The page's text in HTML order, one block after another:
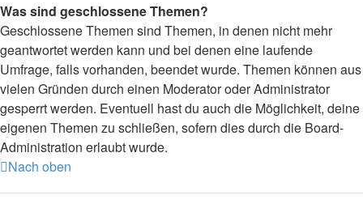
Was sind geschlossene Themen?
Geschlossene Themen sind Themen, in denen nicht mehr
geantwortet werden kann und bei denen eine laufende
Umfrage, falls vorhanden, beendet wurde. Themen können aus
vielen Gründen durch einen Moderator oder Administrator
gesperrt werden. Eventuell hast du auch die Möglichkeit, deine
eigenen Themen zu schließen, sofern dies durch die Board-
Administration erlaubt wurde.
Nach oben